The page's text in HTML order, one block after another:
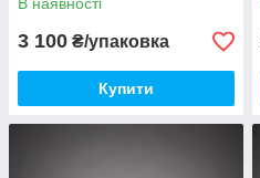
3 100 ₴/упаковка
Купити